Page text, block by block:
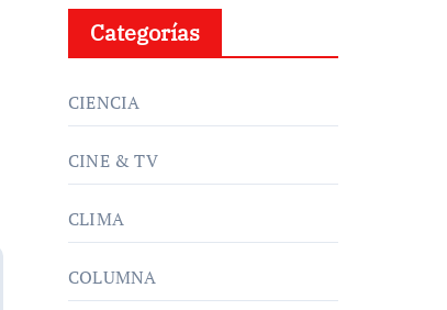
Categorías
CIENCIA
CINE & TV
CLIMA
COLUMNA